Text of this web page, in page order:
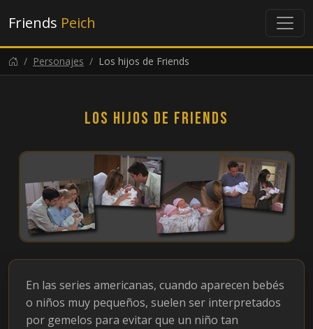
Friends Peich
Personajes Los hijos de Friends
Los hijos de Friends
En las series americanas, cuando aparecen bebés
o niños muy pequeños, suelen ser interpretados
por gemelos para evitar que un niño tan